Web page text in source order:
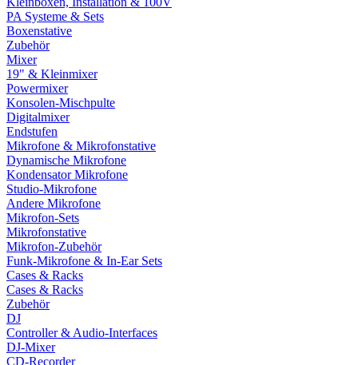
PA Systeme & Sets
Boxenstative
Zubehör
Mixer
19" & Kleinmixer
Powermixer
Konsolen-Mischpulte
Digitalmixer
Endstufen
Mikrofone & Mikrofonstative
Dynamische Mikrofone
Kondensator Mikrofone
Studio-Mikrofone
Andere Mikrofone
Mikrofon-Sets
Mikrofonstative
Mikrofon-Zubehör
Funk-Mikrofone & In-Ear Sets
Cases & Racks
Cases & Racks
Zubehör
DJ
Controller & Audio-Interfaces
DJ-Mixer
CD-Recorder